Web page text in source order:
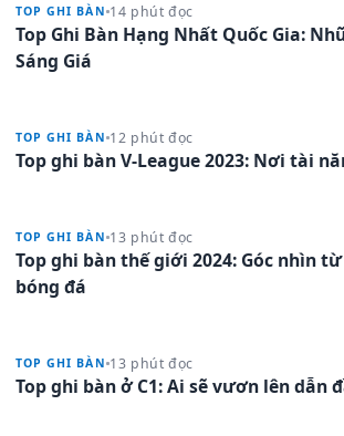
TOP GHI BÀN 14 phút đọc
Top Ghi Bàn Hạng Nhất Quốc Gia:
Sáng Giá
TOP GHI BÀN 12 phút đọc
Top ghi bàn V-League 2023: Nơi tài
TOP GHI BÀN 13 phút đọc
Top ghi bàn thế giới 2024: Góc nhìn
bóng đá
TOP GHI BÀN 13 phút đọc
Top ghi bàn ở C1: Ai sẽ vươn lên dẫn